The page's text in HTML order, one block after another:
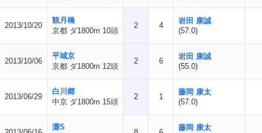
2013/10/20
観月橋
京都 ダ1800m 10頭
2 4
岩田 康誠
(57.0)
2013/10/06
平城京
京都 ダ1800m 12頭
2 6
岩田 康誠
(55.0)
2013/06/29
白川郷
中京 ダ1800m 15頭
2 1
藤岡 康太
(57.0)
灘S 藤岡 康太